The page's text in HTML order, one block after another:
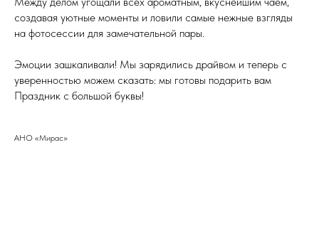
создавая уютные моменты и ловили самые нежные взгляды
на фотосессии для замечательной пары.
Эмоции зашкаливали! Мы зарядились драйвом и теперь с
уверенностью можем сказать: мы готовы подарить вам
Праздник с большой буквы!
АНО «Мирас»